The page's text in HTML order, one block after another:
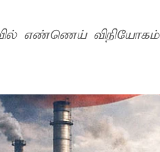
எண்ணெய் விநியோகம்